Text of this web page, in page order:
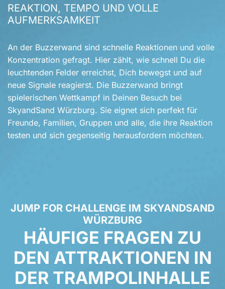
REAKTION, TEMPO UND VOLLE
AUFMERKSAMKEIT
An der Buzzerwand sind schnelle Reaktionen und volle
Konzentration gefragt. Hier zählt, wie schnell Du die
leuchtenden Felder erreichst, Dich bewegst und auf
neue Signale reagierst. Die Buzzerwand bringt
spielerischen Wettkampf in Deinen Besuch bei
SkyandSand Würzburg. Sie eignet sich perfekt für
Freunde, Familien, Gruppen und alle, die ihre Reaktion
testen und sich gegenseitig herausfordern möchten.
HÄUFIGE FRAGEN ZU
DEN ATTRAK­TIONEN IN
DER TRAMPOLINHALLE
JUMP FOR CHALLENGE IM SKYANDSAND
WÜRZBURG